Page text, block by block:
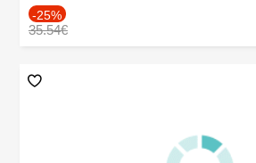
-25%
35.54€